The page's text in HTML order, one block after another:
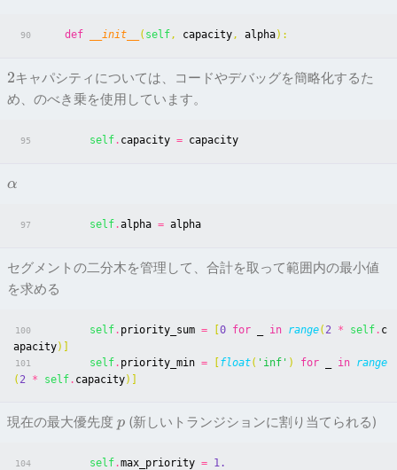
90 def __init__ ( self, capacity, alpha):
2キャパシティについては、コードやデバッグを簡略化するた
め、のべき乗を使用しています。
95 self. capacity = capacity
α
97 self.alpha = alpha
セグメントの二分木を管理して、合計を取って範囲内の最小値
を求める
100 self. priority_sum = 0 for in range( 2 * self. c
apacity)]
101 self. priority_min = float( 'inf' ) for in range
( 2 * self. capacity)]
現在の最大優先度 p (新しいトランジションに割り当てられる)
104 self.max_priority = 1.